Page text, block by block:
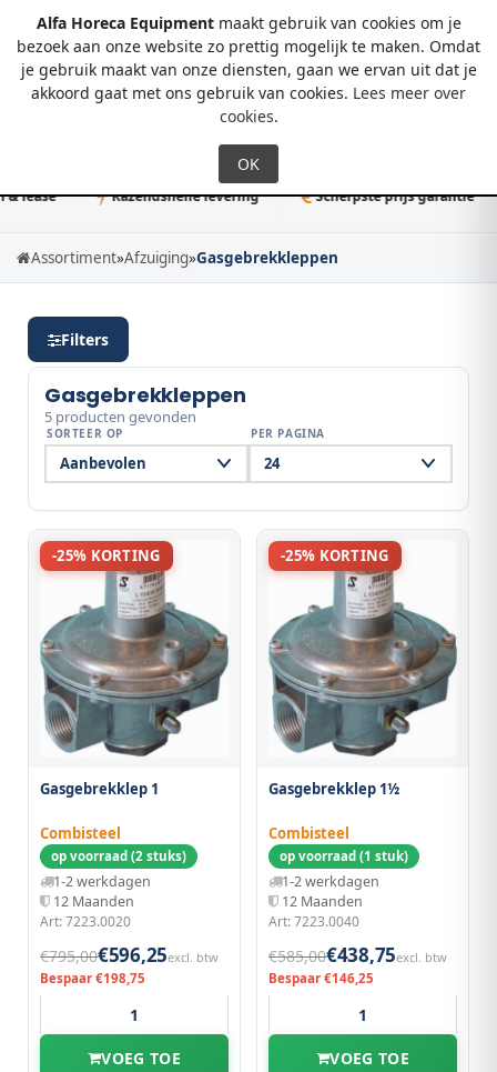
Alfa Horeca Equipmentmaakt gebruik van cookies om je
bezoek aan onze website zo prettig mogelijk te maken. Omdat
je gebruik maakt van onze diensten, gaan we ervan uit dat je
akkoord gaat met ons gebruik van cookies. Lees meer over
cookies.
0
Razendsnelle levering Scherpste prijs garantie
Assortiment»Afzuiging»Gasgebrekkleppen
Filters
Gasgebrekkleppen
5 producten gevonden
SORTEER OP PER PAGINA
-25% KORTING
Gasgebrekklep 1
Combisteel
op voorraad (2 stuks)
1-2 werkdagen
12 Maanden
Art: 7223.0020
€795,00€596,25excl. btw
Bespaar €198,75
VOEG TOE
-25% KORTING
Gasgebrekklep 1½
Combisteel
op voorraad (1 stuk)
1-2 werkdagen
12 Maanden
Art: 7223.0040
€585,00€438,75excl. btw
Bespaar €146,25
VOEG TOE